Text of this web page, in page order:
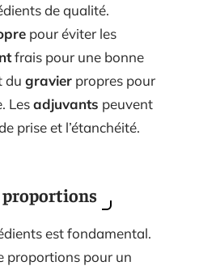
de qualité.
pour éviter les
frais pour une bonne
du gravier propres pour
Lesadjuvants peuvent
prise et l’étanchéité.
proportions
est fondamental.
proportions pour un